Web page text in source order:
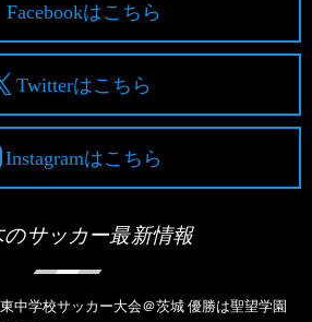
Facebookはこちら
Twitterはこちら
Instagramはこちら
のサッカー最新情報
中学校サッカー大会＠茨城 優勝は聖望学園